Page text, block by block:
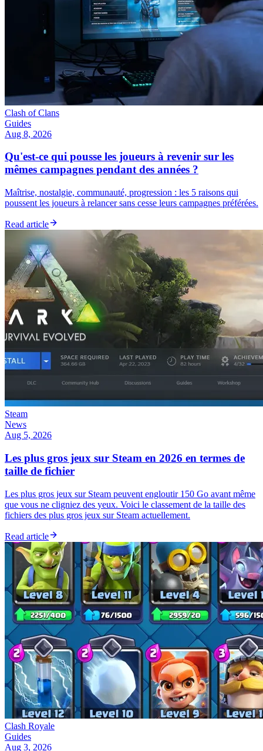
Clash of Clans
Guides
Aug 8, 2026
Qu'est-ce qui pousse les joueurs à revenir sur les
mêmes campagnes pendant des années ?
Maîtrise, nostalgie, communauté, progression : les 5 raisons qui
poussent les joueurs à relancer sans cesse leurs campagnes préférées.
Read article
Steam
News
Aug 5, 2026
Les plus gros jeux sur Steam en 2026 en termes de
taille de fichier
Les plus gros jeux sur Steam peuvent engloutir 150 Go avant même
que vous ne cligniez des yeux. Voici le classement de la taille des
fichiers des plus gros jeux sur Steam actuellement.
Read article
Clash Royale
Guides
Aug 3, 2026